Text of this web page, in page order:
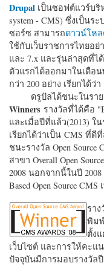
Drupal เป็นซอฟต์แวร์บริห
system - CMS) ซึ่งเป็น
ซอร์ซ สามารถดาวน์โห
ใช้กับเว็บราชการไทยอ
และ 7.x และรุ่นล่าสุดที่ไ
ตัวแรกได้ออกมาในเดือ
กว่า 200 อย่าง เรียกได้ว่
ดรูปัลได้ชนะในราย
Winners รางวัลที่ได้คือ "
และเมื่อปีที่แล้ว(2013) ใ
เรียกได้ว่าเป็น CMS ที่ดี
ชนะรางวัล Open
สาขา Overall Open
2008 นอกจากนี้ในปี
Based Open Source
ราง
พิม
ตั้ง
เว็บไซต์ และการให้คะ
ปัจจุบันมีการมอบรางวัล